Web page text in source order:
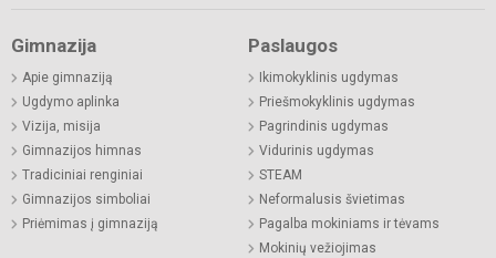
Gimnazija
Apie gimnaziją
Ugdymo aplinka
Vizija, misija
Gimnazijos himnas
Tradiciniai renginiai
Gimnazijos simboliai
Priėmimas į gimnaziją
Paslaugos
Ikimokyklinis ugdymas
Priešmokyklinis ugdymas
Pagrindinis ugdymas
Vidurinis ugdymas
STEAM
Neformalusis švietimas
Pagalba mokiniams ir tėvams
Mokinių vežiojimas